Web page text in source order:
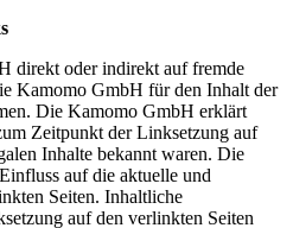
direkt oder indirekt auf fremde
Kamomo GmbH für den Inhalt der
Die Kamomo GmbH erklärt
Zeitpunkt der Linksetzung auf
Inhalte bekannt waren. Die
auf die aktuelle und
Seiten. Inhaltliche
auf den verlinkten Seiten